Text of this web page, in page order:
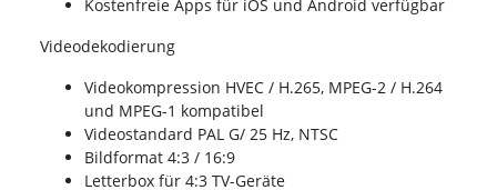
Kostenfreie Apps für iOS und Android verfügbar
Videodekodierung
Videokompression HVEC / H.265, MPEG-2 / H.264
und MPEG-1 kompatibel
Videostandard PAL G/ 25 Hz, NTSC
Bildformat 4:3 / 16:9
Letterbox für 4:3 TV-Geräte